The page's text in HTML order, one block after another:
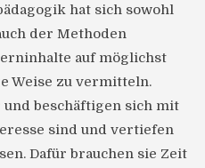
hat sich sowohl
der Methoden
auf möglichst
Weise zu vermitteln.
beschäftigen sich mit
sind und vertiefen
Dafür brauchen sie Zeit